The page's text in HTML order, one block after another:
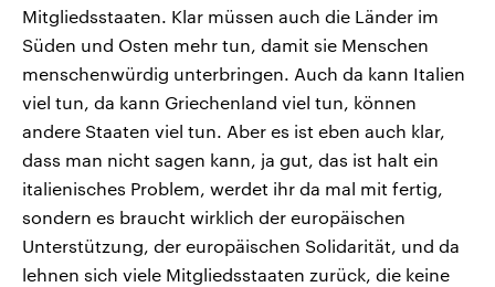
Mitgliedsstaaten. Klar müssen auch die Länder im
Süden und Osten mehr tun, damit sie Menschen
menschenwürdig unterbringen. Auch da kann Italien
viel tun, da kann Griechenland viel tun, können
andere Staaten viel tun. Aber es ist eben auch klar,
dass man nicht sagen kann, ja gut, das ist halt ein
italienisches Problem, werdet ihr da mal mit fertig,
sondern es braucht wirklich der europäischen
Unterstützung, der europäischen Solidarität, und da
lehnen sich viele Mitgliedsstaaten zurück, die keine